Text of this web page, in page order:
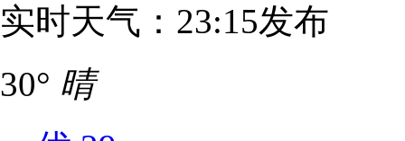
实时天气：23:15发布
30° 晴